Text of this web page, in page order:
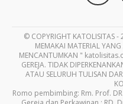
© COPYRIGHT KATOLISITAS -
MEMAKAI MATERIAL
MENCANTUMKAN "
GEREJA. TIDAK
ATAU SELURUH TULISAN
Romo pembimbing: Rm. Prof.